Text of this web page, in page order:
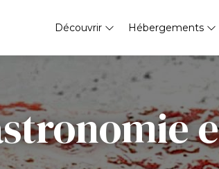
Découvrir Hébergements